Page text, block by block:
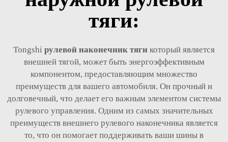
тяги:
Tongshi рулевой наконечник тяги который является
внешней тягой, может быть энергоэффективным
компонентом, предоставляющим множество
преимуществ для вашего автомобиля. Он прочный и
долговечный, что делает его важным элементом системы
рулевого управления. Одним из самых значительных
преимуществ внешнего рулевого наконечника является
то, что он помогает поддерживать ваши шины в